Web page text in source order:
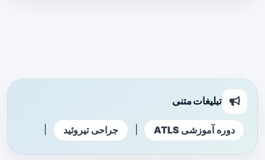
تبلیغات متنی
دوره آموزشی ATLS جراحی تیروئید